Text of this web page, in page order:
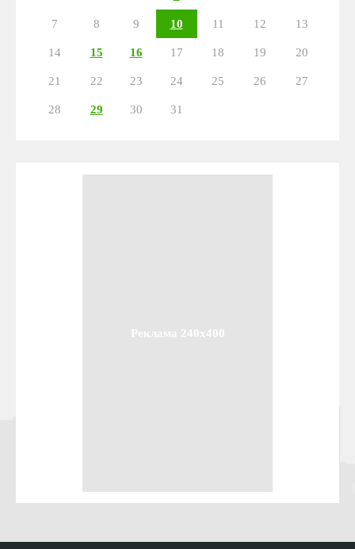
7 8 9 10 11 12 13
14 15 16 17 18 19 20
21 22 23 24 25 26 27
28 29 30 31
Реклама 240x400